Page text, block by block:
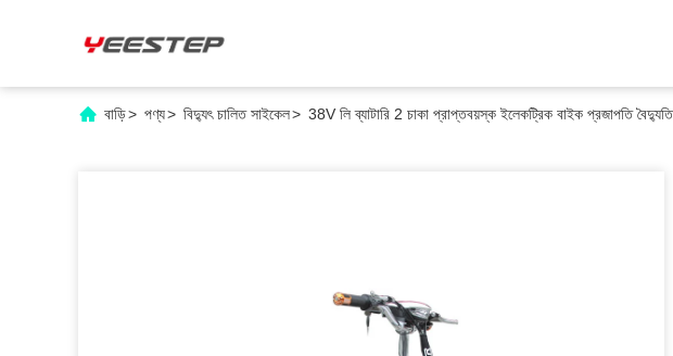
বাড়ি> পণ্য> বিদ্যুৎ চালিত সাইকেল> 38V লি ব্যাটারি 2 চাকা প্রাপ্তবয়স্ক ইলেকট্রিক বাইক প্রজাপতি